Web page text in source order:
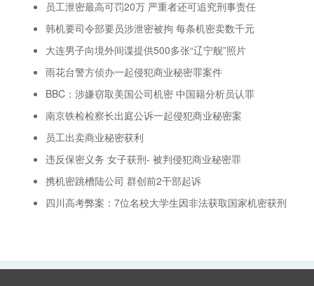
员工泄密最高可罚20万 严重者还可追究刑事责任
韩机要司令部要员涉泄密被拘 每条机密卖数千元
大连男子向境外间谍提供500多张“辽宁舰”照片
雨花台警方侦办一起侵犯商业秘密罪案件
BBC：涉嫌窃取美国公司机密 中国籍分析员认罪
南京铁检检察长出庭公诉一起侵犯商业秘密案
员工出卖商业秘密获利
违反保密义务 女子获刑- 被判侵犯商业秘密罪
携机密跳槽陆公司 群创前2干部起诉
四川高考弊案：7位名校大学生因非法获取国家机密获刑